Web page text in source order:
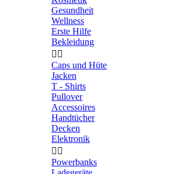
Gesundheit
Wellness
Erste Hilfe
Bekleidung
 
Caps und Hüte
Jacken
T - Shirts
Pullover
Accessoires
Handtücher
Decken
Elektronik
 
Powerbanks